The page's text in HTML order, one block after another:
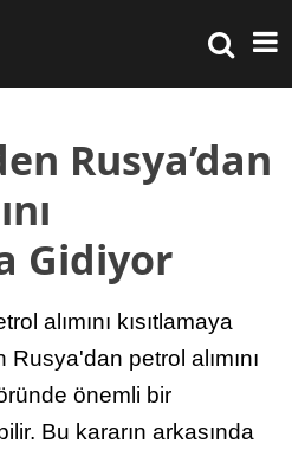
Rusya’dan
Gidiyor
alımını kısıtlamaya
Rusya'dan petrol alımını
önemli bir
Bu kararın arkasında